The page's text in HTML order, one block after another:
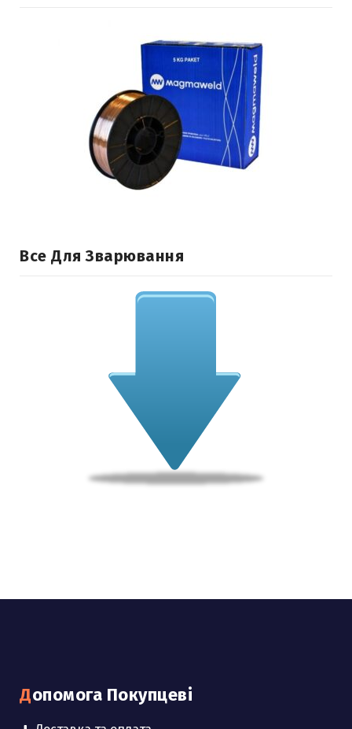
Все Для Зварювання
Допомога Покупцеві